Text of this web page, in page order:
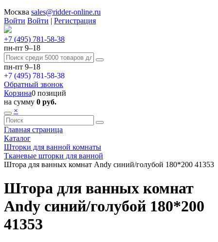
Москва sales@ridder-online.ru
Войти Войти | Регистрация
+7 (495) 781-58-38
пн-пт 9–18
пн-пт 9–18
+7 (495) 781-58-38
Обратный звонок
Корзина0 позиций
на сумму 0 руб.
×
Главная страница
Каталог
Шторки для ванной комнаты
Тканевые шторки для ванной
Штора для ванных комнат Andy синий/голубой 180*200 41353
Штора для ванных комнат
Andy синий/голубой 180*200
41353